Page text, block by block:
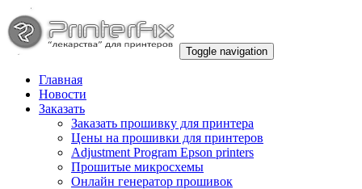
Toggle navigation
Главная
Новости
Заказать
Заказать прошивку для принтера
Цены на прошивки для принтеров
Adjustment Program Epson printers
Прошитые микросхемы
Онлайн генератор прошивок